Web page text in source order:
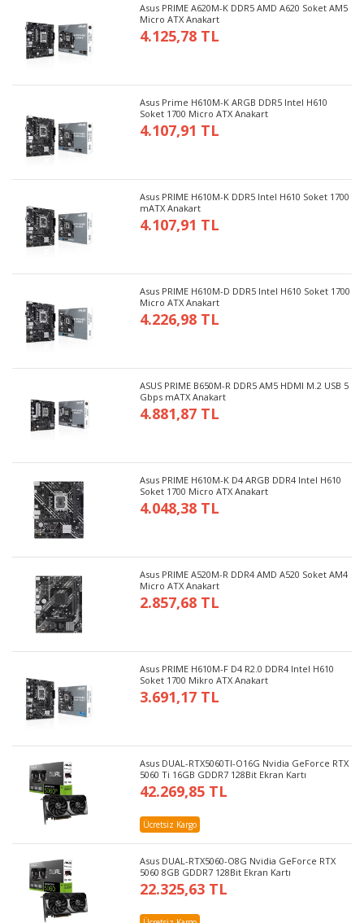
Asus PRIME A620M-K DDR5 AMD A620 Soket AM5
Micro ATX Anakart
4.125,78 TL
Asus Prime H610M-K ARGB DDR5 Intel H610
Soket 1700 Micro ATX Anakart
4.107,91 TL
Asus PRIME H610M-K DDR5 Intel H610 Soket 1700
mATX Anakart
4.107,91 TL
Asus PRIME H610M-D DDR5 Intel H610 Soket 1700
Micro ATX Anakart
4.226,98 TL
ASUS PRIME B650M-R DDR5 AM5 HDMI M.2 USB 5
Gbps mATX Anakart
4.881,87 TL
Asus PRIME H610M-K D4 ARGB DDR4 Intel H610
Soket 1700 Micro ATX Anakart
4.048,38 TL
Asus PRIME A520M-R DDR4 AMD A520 Soket AM4
Micro ATX Anakart
2.857,68 TL
Asus PRIME H610M-F D4 R2.0 DDR4 Intel H610
Soket 1700 Mikro ATX Anakart
3.691,17 TL
Asus DUAL-RTX5060TI-O16G Nvidia GeForce RTX
5060 Ti 16GB GDDR7 128Bit Ekran Kartı
42.269,85 TL
Ücretsiz Kargo
Asus DUAL-RTX5060-O8G Nvidia GeForce RTX
5060 8GB GDDR7 128Bit Ekran Kartı
22.325,63 TL